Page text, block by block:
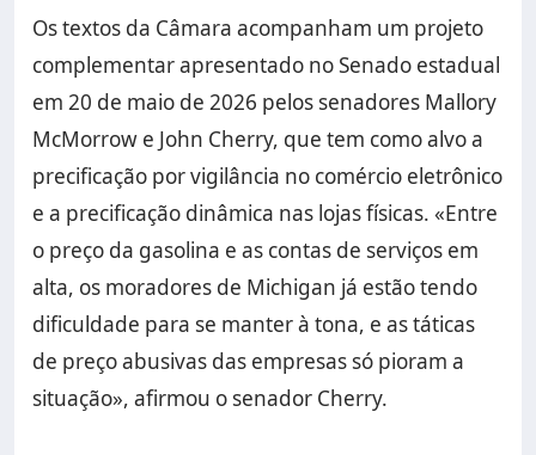
Os textos da Câmara acompanham um projeto
complementar apresentado no Senado estadual
em 20 de maio de 2026 pelos senadores Mallory
McMorrow e John Cherry, que tem como alvo a
precificação por vigilância no comércio eletrônico
e a precificação dinâmica nas lojas físicas. «Entre
o preço da gasolina e as contas de serviços em
alta, os moradores de Michigan já estão tendo
dificuldade para se manter à tona, e as táticas
de preço abusivas das empresas só pioram a
situação», afirmou o senador Cherry.